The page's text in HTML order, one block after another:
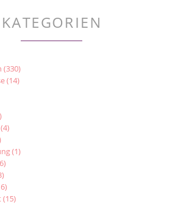
KATEGORIEN
(330)
(14)
(4)
(1)
(15)